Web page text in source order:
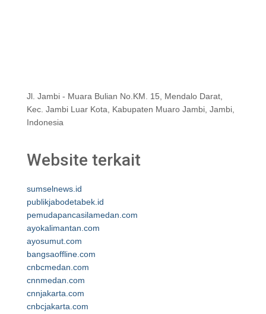
Jl. Jambi - Muara Bulian No.KM. 15, Mendalo Darat,
Kec. Jambi Luar Kota, Kabupaten Muaro Jambi, Jambi,
Indonesia
Website terkait
sumselnews.id
publikjabodetabek.id
pemudapancasilamedan.com
ayokalimantan.com
ayosumut.com
bangsaoffline.com
cnbcmedan.com
cnnmedan.com
cnnjakarta.com
cnbcjakarta.com